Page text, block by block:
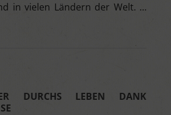
in vielen Ländern der Welt. …
DURCHS LEBEN DANK